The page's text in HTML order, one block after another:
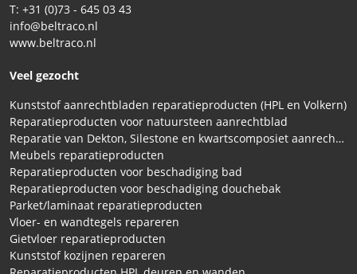
T: +31 (0)73 - 645 03 43
info@beltraco.nl
www.beltraco.nl
Veel gezocht
Kunststof aanrechtbladen reparatieproducten (HPL en Volkern)
Reparatieproducten voor natuursteen aanrechtblad
Reparatie van Dekton, Silestone en kwartscomposiet aanrechtbladen
Meubels reparatieproducten
Reparatieproducten voor beschadiging bad
Reparatieproducten voor beschadiging douchebak
Parket/laminaat reparatieproducten
Vloer- en wandtegels repareren
Gietvloer reparatieproducten
Kunststof kozijnen repareren